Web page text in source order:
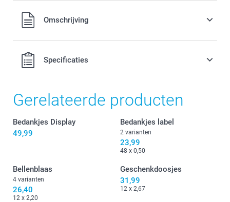
Alle prijzen zijn in EURO (€) inclusief BTW en exclusief
verzendkosten.Omschrijving
Specificaties
Gerelateerde producten
Bedankjes Display
49,99
Bedankjes label
2 varianten
23,99
48 x 0,50
Bellenblaas
4 varianten
26,40
12 x 2,20
Geschenkdoosjes
31,99
12 x 2,67